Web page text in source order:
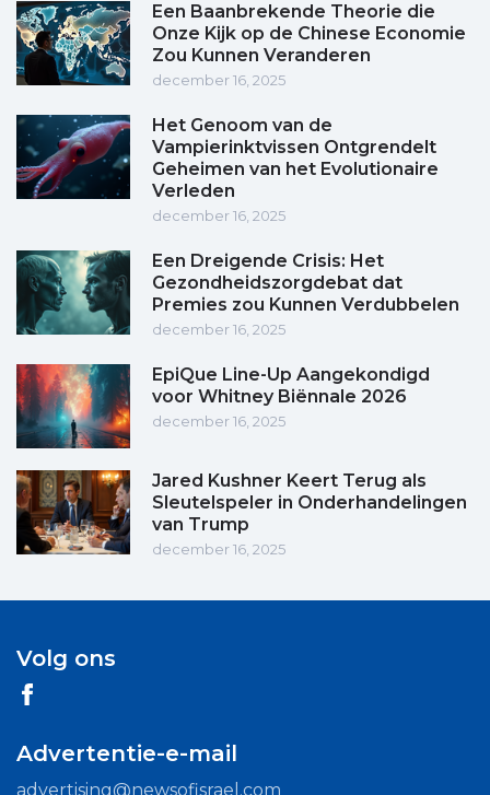
Een Baanbrekende Theorie die
Onze Kijk op de Chinese Economie
Zou Kunnen Veranderen
december 16, 2025
Het Genoom van de
Vampierinktvissen Ontgrendelt
Geheimen van het Evolutionaire
Verleden
december 16, 2025
Een Dreigende Crisis: Het
Gezondheidszorgdebat dat
Premies zou Kunnen Verdubbelen
december 16, 2025
EpiQue Line-Up Aangekondigd
voor Whitney Biënnale 2026
december 16, 2025
Jared Kushner Keert Terug als
Sleutelspeler in Onderhandelingen
van Trump
december 16, 2025
Volg ons
Advertentie-e-mail
advertising@newsofisrael.com